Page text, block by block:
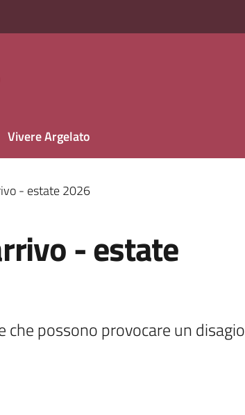
Vivere Argelato
- estate 2026
- estate
possono provocare un disagio